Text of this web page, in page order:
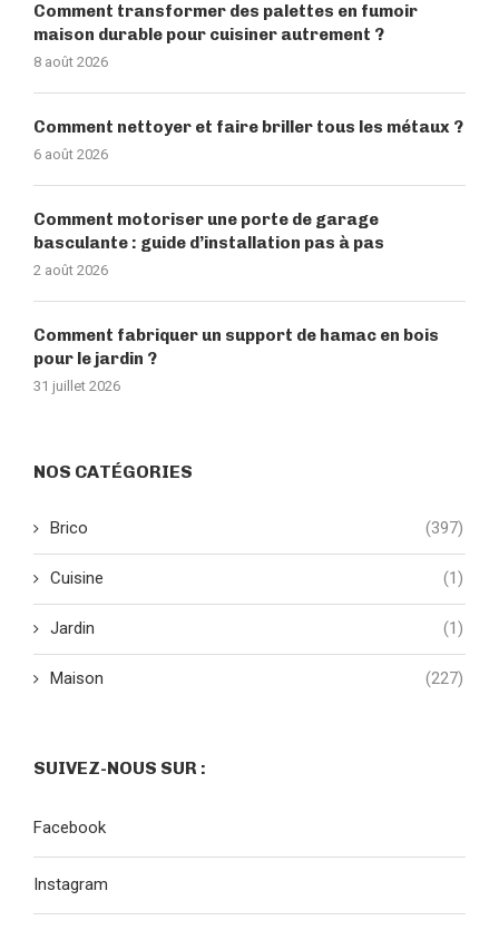
Comment transformer des palettes en fumoir
maison durable pour cuisiner autrement ?
8 août 2026
Comment nettoyer et faire briller tous les métaux ?
6 août 2026
Comment motoriser une porte de garage
basculante : guide d’installation pas à pas
2 août 2026
Comment fabriquer un support de hamac en bois
pour le jardin ?
31 juillet 2026
NOS CATÉGORIES
Brico (397)
Cuisine (1)
Jardin (1)
Maison (227)
SUIVEZ-NOUS SUR :
Facebook
Instagram